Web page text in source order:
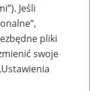
wizyty
50+
Jeśli
pliki
swoje